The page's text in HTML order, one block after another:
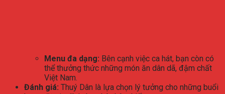
Menu đa dạng: Bên cạnh việc ca hát, bạn còn có
thể thưởng thức những món ăn dân dã, đậm chất
Việt Nam.
Đánh giá: Thuý Dân là lựa chọn lý tưởng cho những buổi